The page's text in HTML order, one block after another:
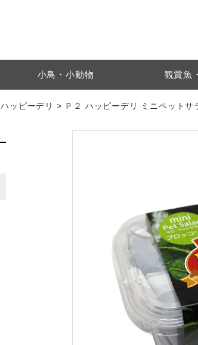
小鳥・小動物 観賞魚
ハッピーデリ Ｐ２ ハッピーデリ ミニペットサ